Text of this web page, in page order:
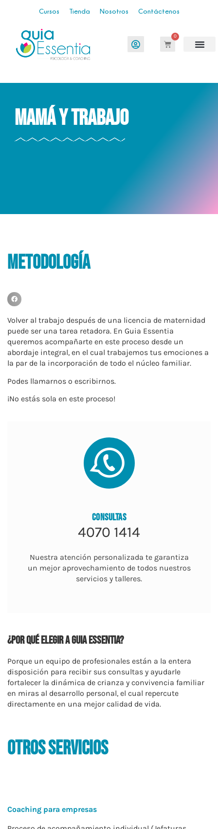
Cursos Tienda Nosotros Contáctenos
0
Mamá y trabajo
Metodología
Volver al trabajo después de una licencia de maternidad
puede ser una tarea retadora. En Guia Essentia
queremos acompañarte en este proceso desde un
abordaje integral, en el cual trabajemos tus emociones a
la par de la incorporación de todo el núcleo familiar.
Podes llamarnos o escribirnos.
¡No estás sola en este proceso!
CONSULTAS
4070 1414
​Nuestra atención personalizada te garantiza
un mejor aprovechamiento de todos nuestros
servicios y talleres.
¿Por qué elegir a Guia Essentia?
Porque un equipo de profesionales están a la entera
disposición para recibir sus consultas y ayudarle
fortalecer la dinámica de crianza y convivencia familiar
en miras al desarrollo personal, el cual repercute
directamente en una mejor calidad de vida.
otros servicios
Coaching para empresas